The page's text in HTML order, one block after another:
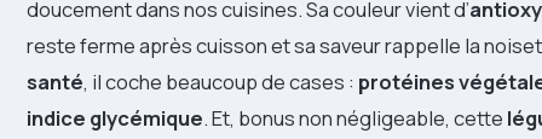
doucement dans nos cuisines. Sa couleur vient d’
reste ferme après cuisson et sa saveur rappelle la
santé, il coche beaucoup de cases : protéines
indice glycémique. Et, bonus non négligeable, cette